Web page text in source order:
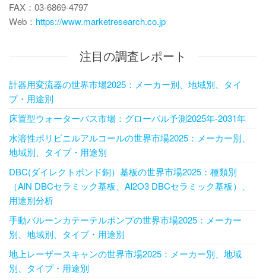
FAX：03-6869-4797
Web： https://www.marketresearch.co.jp
注目の調査レポート
計器用変流器の世界市場2025：メーカー別、地域別、タイ
プ・用途別
床置型ウォーターバス市場：グローバル予測2025年-2031年
水溶性ポリビニルアルコールの世界市場2025：メーカー別、
地域別、タイプ・用途別
DBC(ダイレクトボンド銅）基板の世界市場2025：種類別
（AlN DBCセラミック基板、Al2O3 DBCセラミック基板）、
用途別分析
手動バルーンカテーテルポンプの世界市場2025：メーカー
別、地域別、タイプ・用途別
地上レーザースキャンの世界市場2025：メーカー別、地域
別、タイプ・用途別